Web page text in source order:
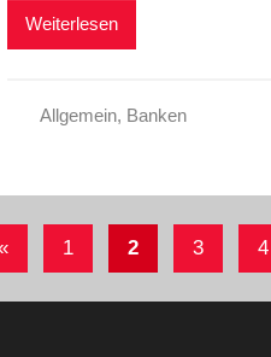
Weiterlesen
Allgemein, Banken
Vorherige
1 2 3 4